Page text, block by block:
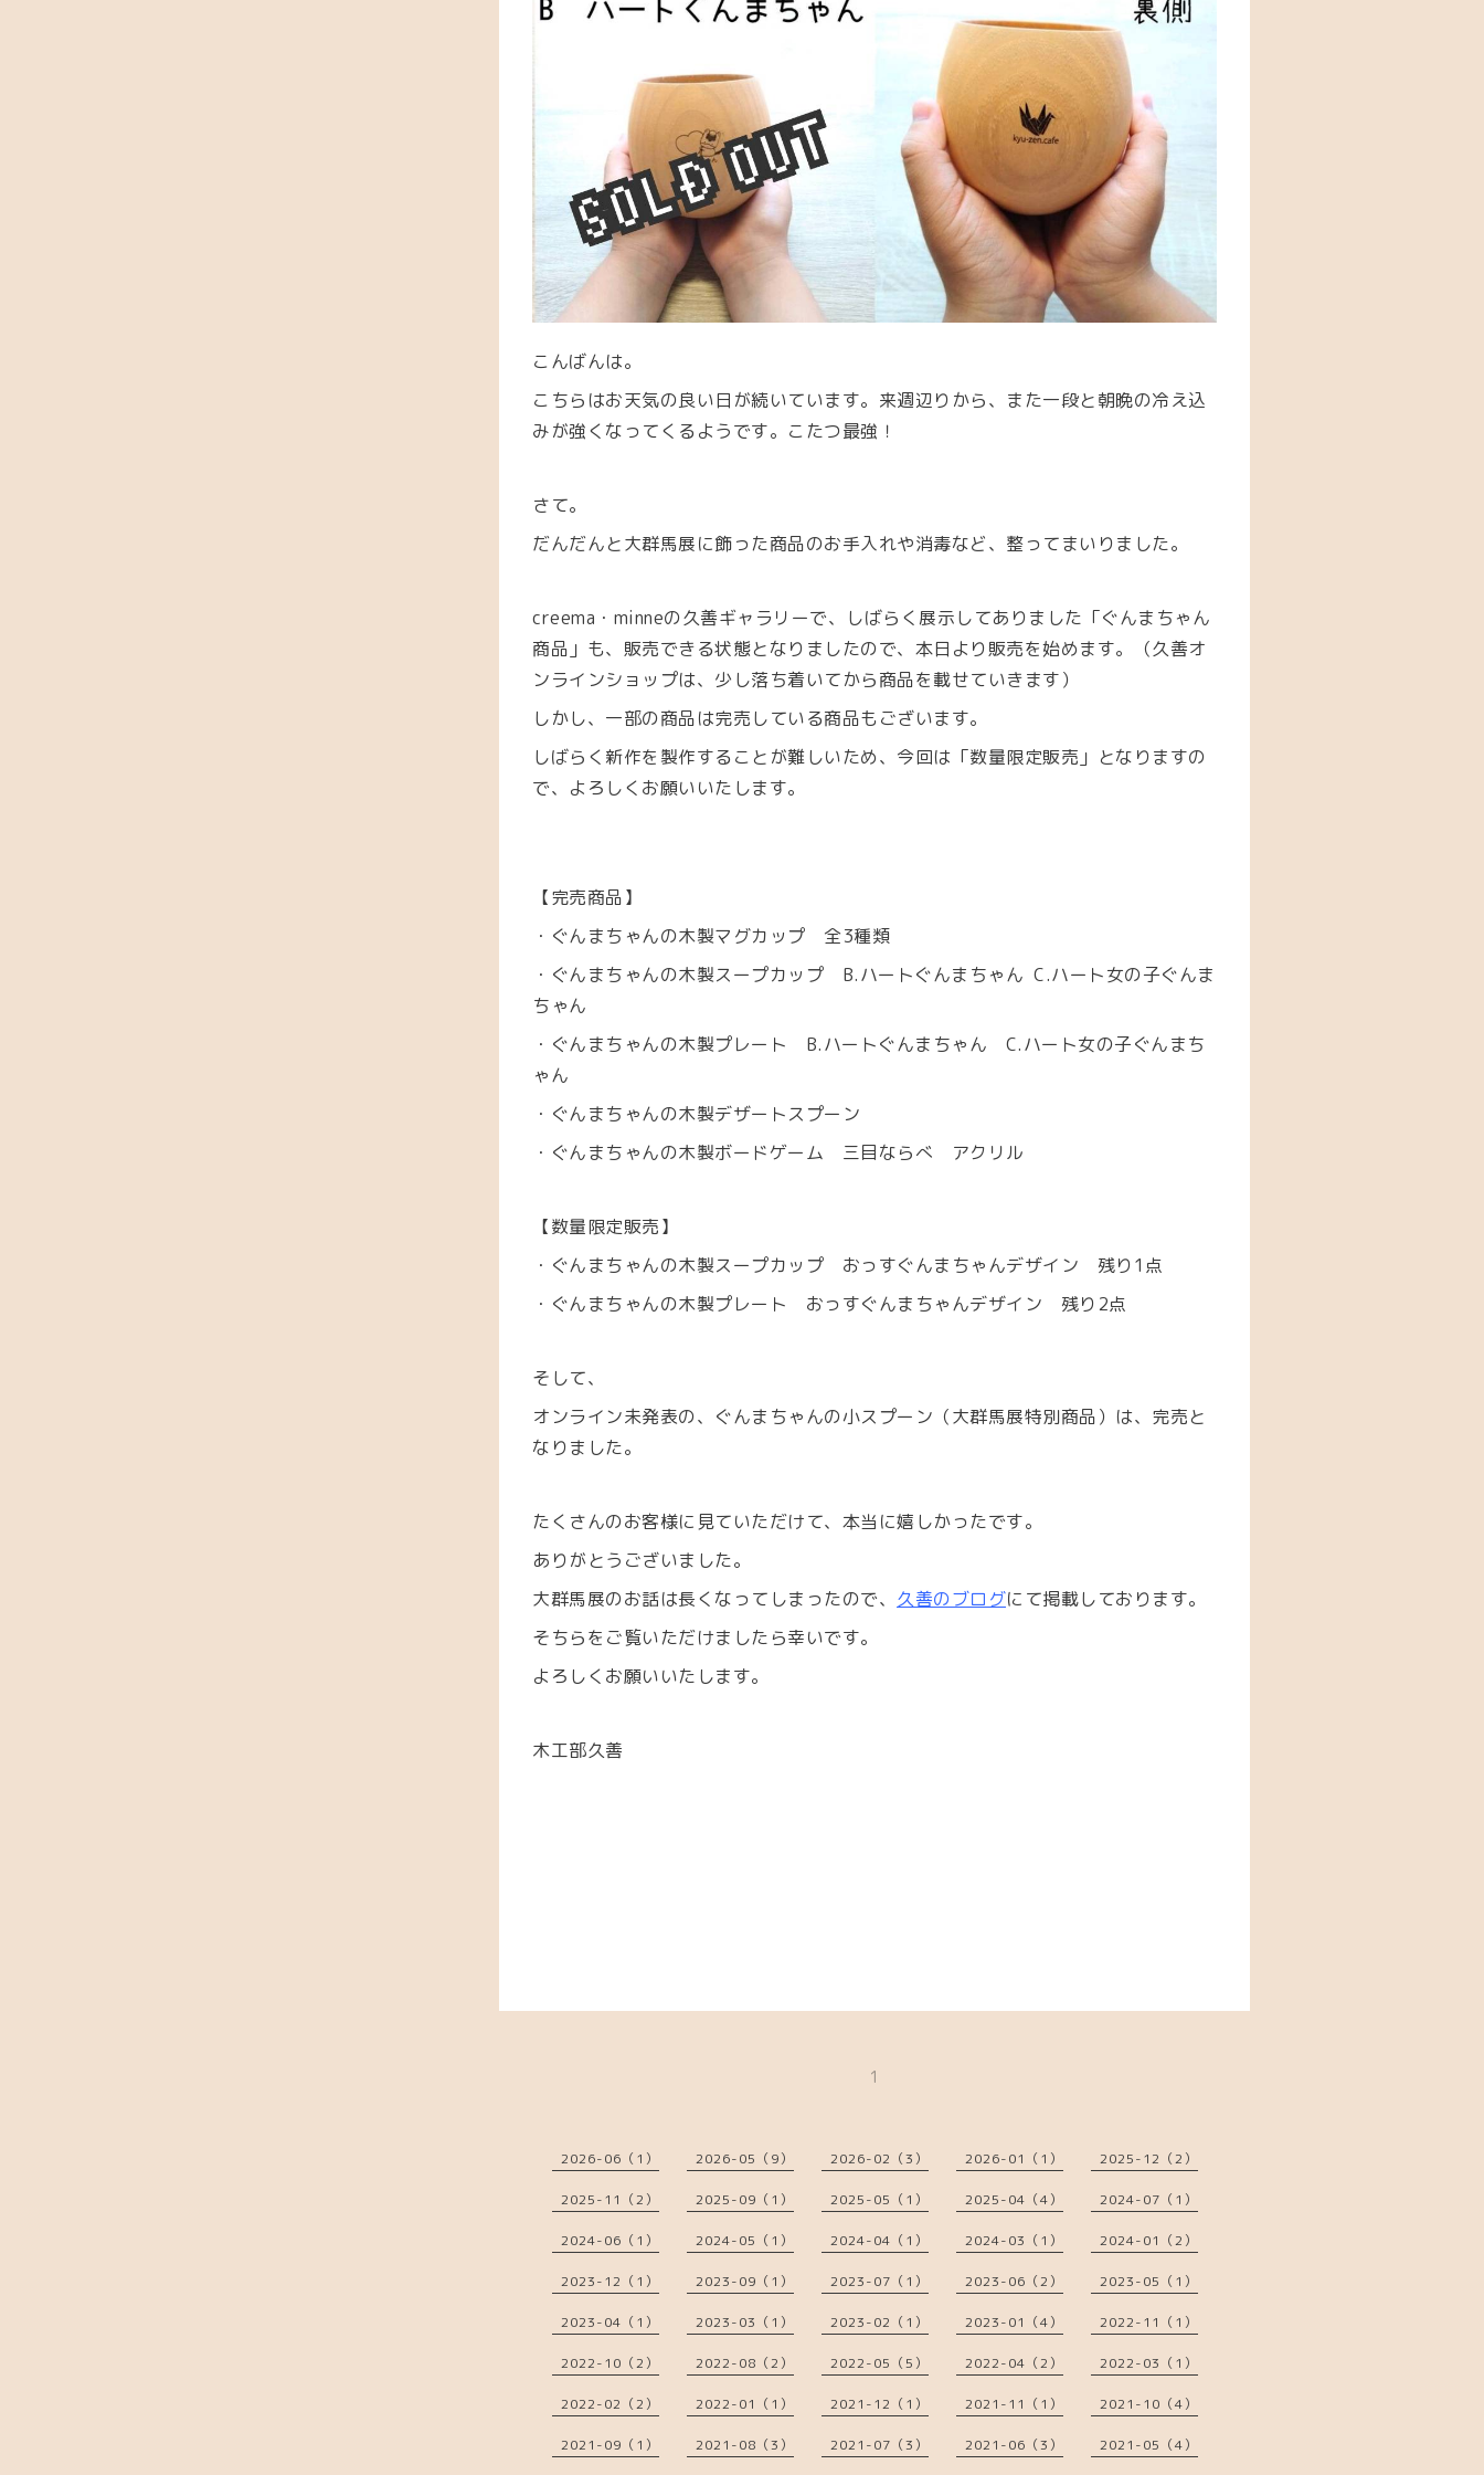
こんばんは。
こちらはお天気の良い日が続いています。 来週辺りから、また一段と朝晩の冷え込
みが強くなってくるようです。 こたつ最強！
さて。
だんだんと大群馬展に飾った商品のお手入れや消毒など、整ってまいりました。
creema・minneの久善ギャラリーで、しばらく展示してありました「ぐんまちゃん
商品」も、販売できる状態となりましたので、本日より販売を始めます。（久善オ
ンラインショップは、少し落ち着いてから商品を載せていきます）
しかし、一部の商品は完売している商品もございます。
しばらく新作を製作することが難しいため、今回は「数量限定販売」となりますの
で、よろしくお願いいたします。
【完売商品】
・ぐんまちゃんの木製マグカップ 全3種類
・ぐんまちゃんの木製スープカップ B.ハートぐんまちゃん C.ハート女の子ぐんま
ちゃん
・ぐんまちゃんの木製プレート B.ハートぐんまちゃん C.ハート女の子ぐんまち
ゃん
・ぐんまちゃんの木製デザートスプーン
・ぐんまちゃんの木製ボードゲーム 三目ならべ アクリル
【数量限定販売】
・ぐんまちゃんの木製スープカップ おっすぐんまちゃんデザイン 残り1点
・ぐんまちゃんの木製プレート おっすぐんまちゃんデザイン 残り2点
そして、
オンライン未発表の、ぐんまちゃんの小スプーン（大群馬展特別商品）は、完売と
なりました。
たくさんのお客様に見ていただけて、本当に嬉しかったです。
ありがとうございました。
大群馬展のお話は長くなってしまったので、 久善のブログにて掲載しております。
そちらをご覧いただけましたら幸いです。
よろしくお願いいたします。
木工部久善
1
2026-06（1） 2026-05（9） 2026-02（3） 2026-01（1） 2025-12（2）
2025-11（2） 2025-09（1） 2025-05（1） 2025-04（4） 2024-07（1）
2024-06（1） 2024-05（1） 2024-04（1） 2024-03（1） 2024-01（2）
2023-12（1） 2023-09（1） 2023-07（1） 2023-06（2） 2023-05（1）
2023-04（1） 2023-03（1） 2023-02（1） 2023-01（4） 2022-11（1）
2022-10（2） 2022-08（2） 2022-05（5） 2022-04（2） 2022-03（1）
2022-02（2） 2022-01（1） 2021-12（1） 2021-11（1） 2021-10（4）
2021-09（1） 2021-08（3） 2021-07（3） 2021-06（3） 2021-05（4）